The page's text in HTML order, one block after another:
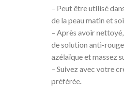
– Peut être utilisé
de la peau matin et
– Après avoir
de solution anti-
azélaïque et massez
– Suivez avec votre
préférée.